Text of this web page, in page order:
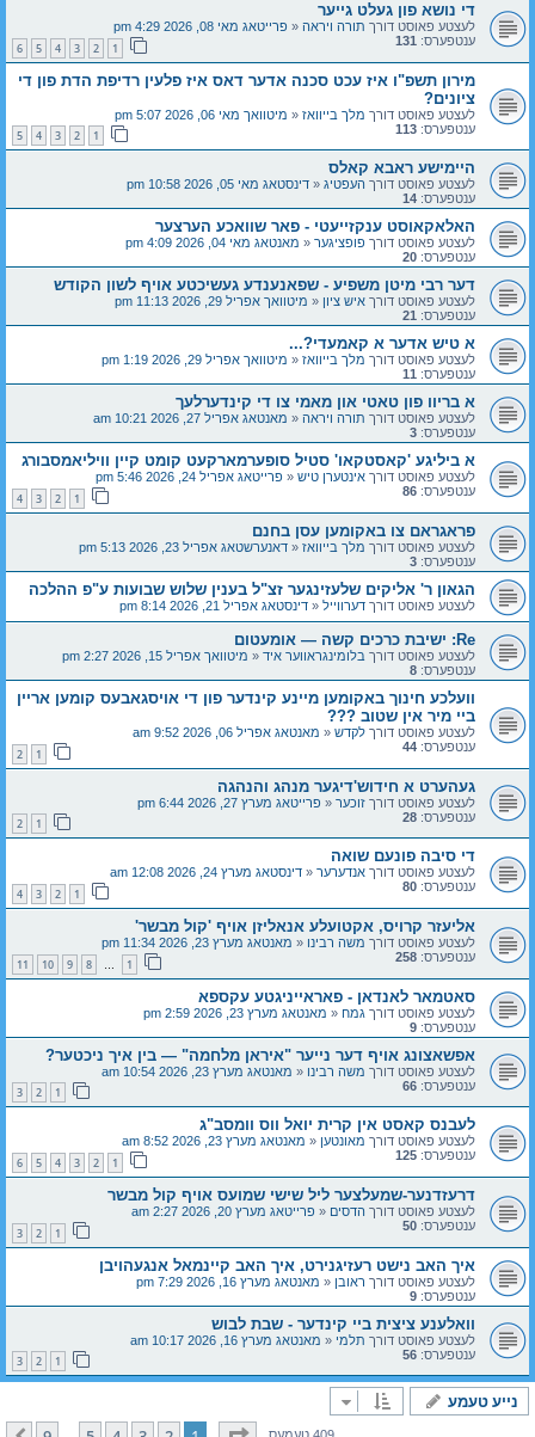
די נושא פון געלט גייער
לעצטע פאוסט דורך תורה ויראה « פרייטאג מאי 08, 2026 4:29 pm
ענטפערס: 131
1
2
3
4
5
6
מירון תשפ"ו איז עכט סכנה אדער דאס איז פלעין רדיפת הדת פון די
ציונים?
לעצטע פאוסט דורך מלך בייוואז « מיטוואך מאי 06, 2026 5:07 pm
ענטפערס: 113
1
2
3
4
5
היימישע ראבא קאלס
לעצטע פאוסט דורך העפטיג « דינסטאג מאי 05, 2026 10:58 pm
ענטפערס: 14
האלאקאוסט ענקזייעטי - פאר שוואכע הערצער
לעצטע פאוסט דורך פופציגער « מאנטאג מאי 04, 2026 4:09 pm
ענטפערס: 20
דער רבי מיטן משפיע - שפאנענדע געשיכטע אויף לשון הקודש
לעצטע פאוסט דורך איש ציון « מיטוואך אפריל 29, 2026 11:13 pm
ענטפערס: 21
א טיש אדער א קאמעדי?...
לעצטע פאוסט דורך מלך בייוואז « מיטוואך אפריל 29, 2026 1:19 pm
ענטפערס: 11
א בריוו פון טאטי און מאמי צו די קינדערלעך
לעצטע פאוסט דורך תורה ויראה « מאנטאג אפריל 27, 2026 10:21 am
ענטפערס: 3
א ביליגע 'קאסטקאו' סטיל סופערמארקעט קומט קיין וויליאמסבורג
לעצטע פאוסט דורך אינטערן טיש « פרייטאג אפריל 24, 2026 5:46 pm
ענטפערס: 86
1
2
3
4
פראגראם צו באקומען עסן בחנם
לעצטע פאוסט דורך מלך בייוואז « דאנערשטאג אפריל 23, 2026 5:13 pm
ענטפערס: 3
הגאון ר' אליקים שלעזינגער זצ"ל בענין שלוש שבועות ע"פ ההלכה
לעצטע פאוסט דורך דערווייל « דינסטאג אפריל 21, 2026 8:14 pm
Re: ישיבת כרכים קשה — אומעטום
לעצטע פאוסט דורך בלומינגראווער איד « מיטוואך אפריל 15, 2026 2:27 pm
ענטפערס: 8
וועלכע חינוך באקומען מיינע קינדער פון די אויסגאבעס קומען אריין
ביי מיר אין שטוב ???
לעצטע פאוסט דורך לקדש « מאנטאג אפריל 06, 2026 9:52 am
ענטפערס: 44
1
2
געהערט א חידוש'דיגער מנהג והנהגה
לעצטע פאוסט דורך זוכער « פרייטאג מערץ 27, 2026 6:44 pm
ענטפערס: 28
1
2
די סיבה פונעם שואה
לעצטע פאוסט דורך אנדערער « דינסטאג מערץ 24, 2026 12:08 am
ענטפערס: 80
1
2
3
4
אליעזר קרויס, אקטועלע אנאליזן אויף 'קול מבשר'
לעצטע פאוסט דורך משה רבינו « מאנטאג מערץ 23, 2026 11:34 pm
ענטפערס: 258
1
…
8
9
10
11
סאטמאר לאנדאן - פאראייניגטע עקספא
לעצטע פאוסט דורך גמח « מאנטאג מערץ 23, 2026 2:59 pm
ענטפערס: 9
אפשאצונג אויף דער נייער "איראן מלחמה" — בין איך ניכטער?
לעצטע פאוסט דורך משה רבינו « מאנטאג מערץ 23, 2026 10:54 am
ענטפערס: 66
1
2
3
לעבנס קאסט אין קרית יואל ווס וומסב"ג
לעצטע פאוסט דורך מאונטען « מאנטאג מערץ 23, 2026 8:52 am
ענטפערס: 125
1
2
3
4
5
6
דרעזדנער-שמעלצער ליל שישי שמועס אויף קול מבשר
לעצטע פאוסט דורך הדסים « פרייטאג מערץ 20, 2026 2:27 am
ענטפערס: 50
1
2
3
איך האב נישט רעזיגנירט, איך האב קיינמאל אנגעהויבן
לעצטע פאוסט דורך ראובן « מאנטאג מערץ 16, 2026 7:29 pm
ענטפערס: 9
וואלענע ציצית ביי קינדער - שבת לבוש
לעצטע פאוסט דורך תלמי « מאנטאג מערץ 16, 2026 10:17 am
ענטפערס: 56
1
2
3
נייע טעמע